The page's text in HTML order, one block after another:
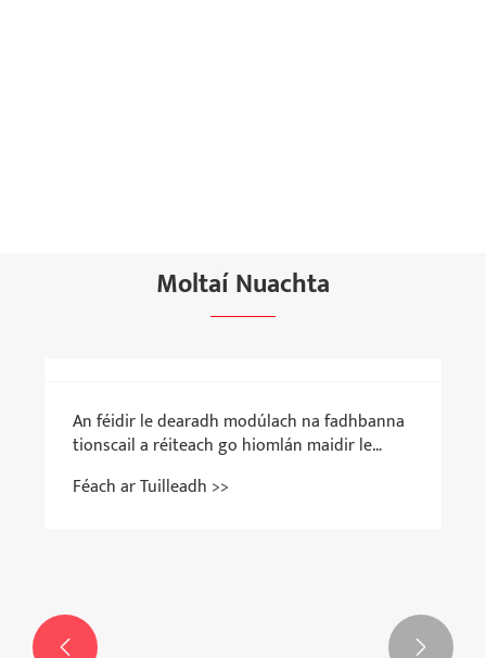
Moltaí Nuachta
An féidir le dearadh modúlach na fadhbanna
tionscail a réiteach go hiomlán maidir le
cumhachta agus oibriú agus cothabháil
Féach ar Tuilleadh >>
 